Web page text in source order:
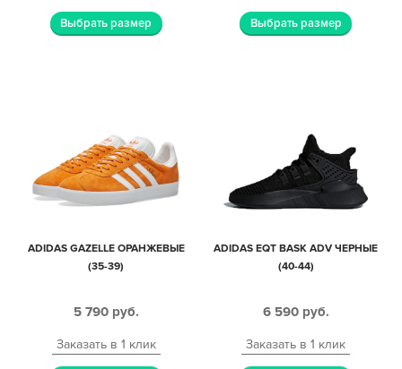
Выбрать размер Выбрать размер
ADIDAS GAZELLE ОРАНЖЕВЫЕ
(35-39)
5 790 руб.
Заказать в 1 клик
ADIDAS EQT BASK ADV ЧЕРНЫЕ
(40-44)
6 590 руб.
Заказать в 1 клик